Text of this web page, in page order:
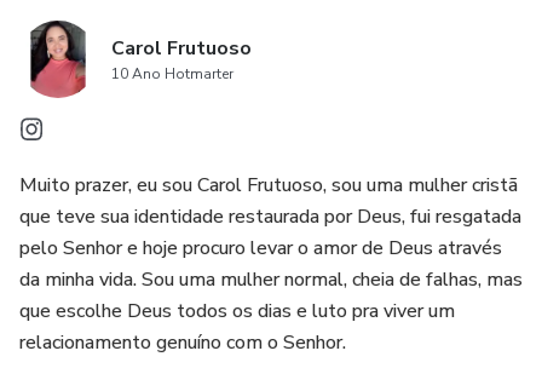
Carol Frutuoso
10 Ano Hotmarter
Muito prazer, eu sou Carol Frutuoso, sou uma mulher cristã
que teve sua identidade restaurada por Deus, fui resgatada
pelo Senhor e hoje procuro levar o amor de Deus através
da minha vida. Sou uma mulher normal, cheia de falhas, mas
que escolhe Deus todos os dias e luto pra viver um
relacionamento genuíno com o Senhor.